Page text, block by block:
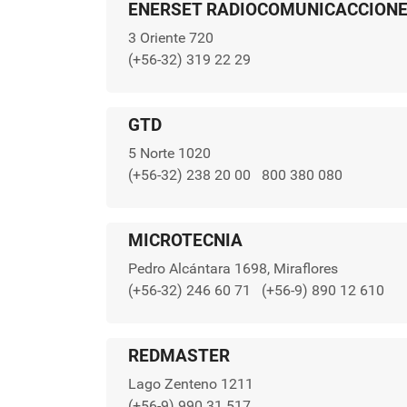
ENERSET
3 Oriente 720
(+56-32) 319 22 29
GTD
5 Norte 1020
(+56-32) 238 20 00
800 380 080
MICROTECNIA
Pedro Alcántara 1698, Miraflores
(+56-32) 246 60 71
(+56-9) 890 12 610
REDMASTER
Lago Zenteno 1211